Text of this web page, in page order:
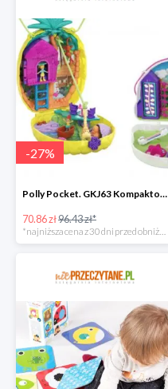
-27%
Polly Pocket. GKJ63 Kompaktowa torebka, mix
70.86 zł96.43 zł*
*najniższa cena z 30 dni przed obniżką